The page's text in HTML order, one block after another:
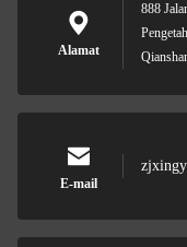
Alamat
888
E-mail